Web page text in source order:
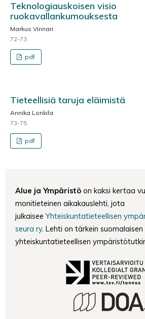
Teknologiauskoisen visio
ruokavallankumouksesta
Markus Vinnari
72-73
pdf
Tieteellisiä taruja eläimistä
Annika Lonkila
73-75
pdf
Alue ja Ympäristö on kaksi kertaa
monitieteinen aikakauslehti, jota
julkaisee Yhteiskuntatieteellisen
seura ry. Lehti on tärkein
yhteiskuntatieteellisen